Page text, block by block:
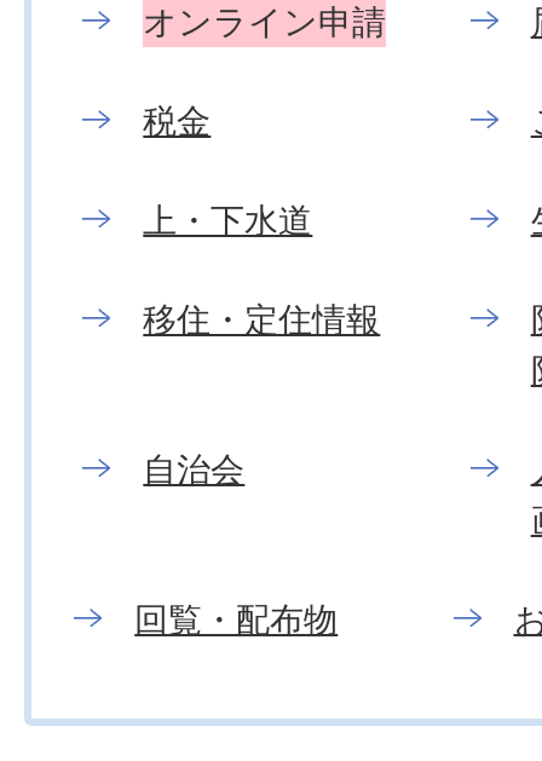
オンライン申請
税金
上・下水道
移住・定住情報
自治会
回覧・配布物